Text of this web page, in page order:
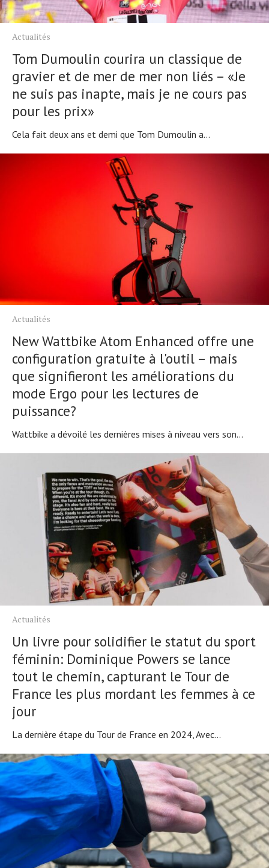
Actualités
Tom Dumoulin courira un classique de
gravier et de mer de mer non liés – «Je
ne suis pas inapte, mais je ne cours pas
pour les prix»
Cela fait deux ans et demi que Tom Dumoulin a...
Actualités
New Wattbike Atom Enhanced offre une
configuration gratuite à l'outil – mais
que signifieront les améliorations du
mode Ergo pour les lectures de
puissance?
Wattbike a dévoilé les dernières mises à niveau vers son...
Actualités
Un livre pour solidifier le statut du sport
féminin: Dominique Powers se lance
tout le chemin, capturant le Tour de
France les plus mordant les femmes à ce
jour
La dernière étape du Tour de France en 2024, Avec...